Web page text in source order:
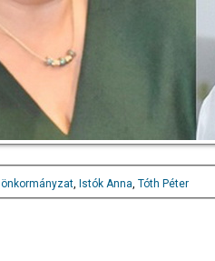
önkormányzat, Istók Anna, Tóth Péter